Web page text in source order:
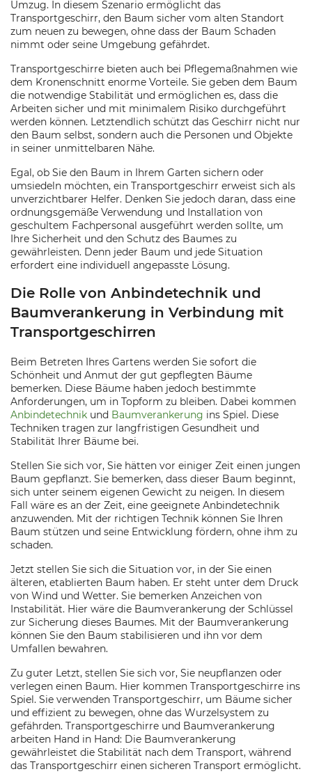
Umzug. In diesem Szenario ermöglicht das
Transportgeschirr, den Baum sicher vom alten Standort
zum neuen zu bewegen, ohne dass der Baum Schaden
nimmt oder seine Umgebung gefährdet.
Transportgeschirre bieten auch bei Pflegemaßnahmen wie
dem Kronenschnitt enorme Vorteile. Sie geben dem Baum
die notwendige Stabilität und ermöglichen es, dass die
Arbeiten sicher und mit minimalem Risiko durchgeführt
werden können. Letztendlich schützt das Geschirr nicht nur
den Baum selbst, sondern auch die Personen und Objekte
in seiner unmittelbaren Nähe.
Egal, ob Sie den Baum in Ihrem Garten sichern oder
umsiedeln möchten, ein Transportgeschirr erweist sich als
unverzichtbarer Helfer. Denken Sie jedoch daran, dass eine
ordnungsgemäße Verwendung und Installation von
geschultem Fachpersonal ausgeführt werden sollte, um
Ihre Sicherheit und den Schutz des Baumes zu
gewährleisten. Denn jeder Baum und jede Situation
erfordert eine individuell angepasste Lösung.
Die Rolle von Anbindetechnik und
Baumverankerung in Verbindung mit
Transportgeschirren
Beim Betreten Ihres Gartens werden Sie sofort die
Schönheit und Anmut der gut gepflegten Bäume
bemerken. Diese Bäume haben jedoch bestimmte
Anforderungen, um in Topform zu bleiben. Dabei kommen
Anbindetechnik und Baumverankerung ins Spiel. Diese
Techniken tragen zur langfristigen Gesundheit und
Stabilität Ihrer Bäume bei.
Stellen Sie sich vor, Sie hätten vor einiger Zeit einen jungen
Baum gepflanzt. Sie bemerken, dass dieser Baum beginnt,
sich unter seinem eigenen Gewicht zu neigen. In diesem
Fall wäre es an der Zeit, eine geeignete Anbindetechnik
anzuwenden. Mit der richtigen Technik können Sie Ihren
Baum stützen und seine Entwicklung fördern, ohne ihm zu
schaden.
Jetzt stellen Sie sich die Situation vor, in der Sie einen
älteren, etablierten Baum haben. Er steht unter dem Druck
von Wind und Wetter. Sie bemerken Anzeichen von
Instabilität. Hier wäre die Baumverankerung der Schlüssel
zur Sicherung dieses Baumes. Mit der Baumverankerung
können Sie den Baum stabilisieren und ihn vor dem
Umfallen bewahren.
Zu guter Letzt, stellen Sie sich vor, Sie neupflanzen oder
verlegen einen Baum. Hier kommen Transportgeschirre ins
Spiel. Sie verwenden Transportgeschirr, um Bäume sicher
und effizient zu bewegen, ohne das Wurzelsystem zu
gefährden. Transportgeschirre und Baumverankerung
arbeiten Hand in Hand: Die Baumverankerung
gewährleistet die Stabilität nach dem Transport, während
das Transportgeschirr einen sicheren Transport ermöglicht.